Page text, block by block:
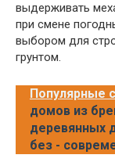
выдерживать
при смене
выбором для
грунтом.
Популярные
домов из
деревянных
без -